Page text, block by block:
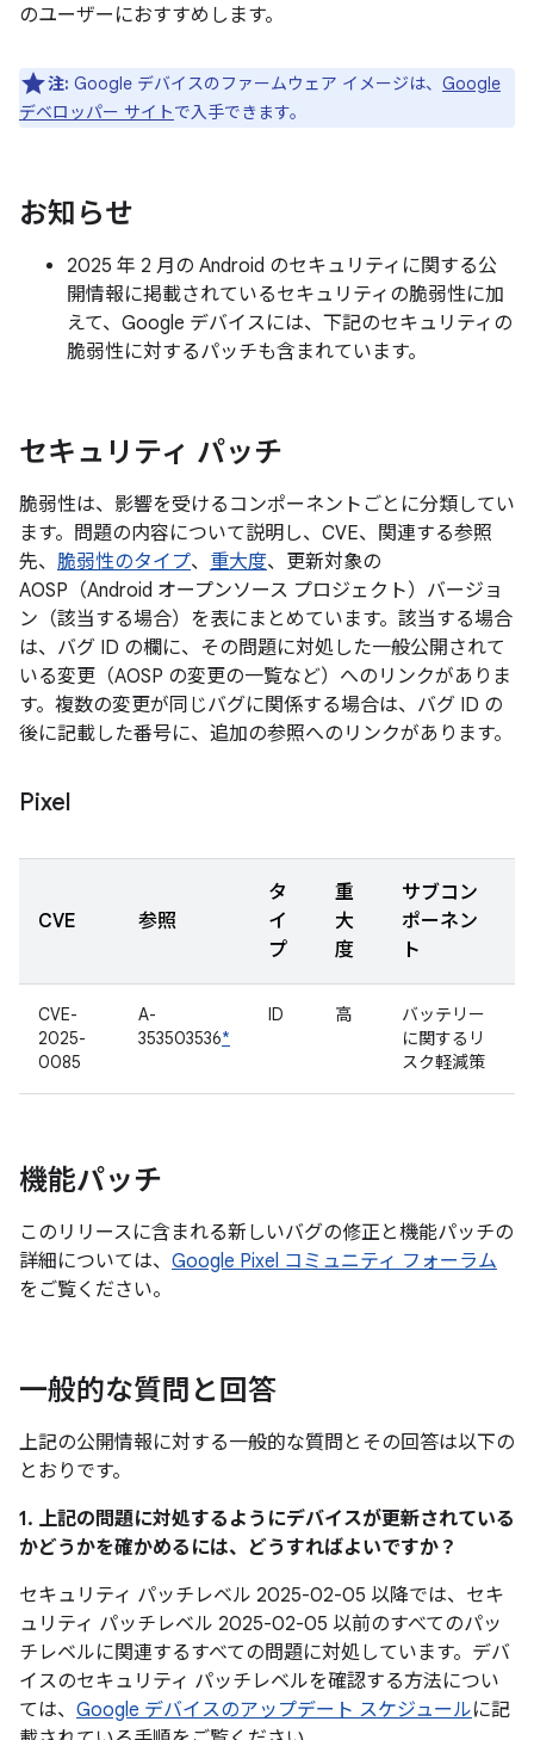
のユーザーにおすすめします。
注: Google デバイスのファームウェア イメージは、 Google
デベロッパー サイトで入手できます。
お知らせ
2025 年 2 月の Android のセキュリティに関する公
開情報に掲載されているセキュリティの脆弱性に加
えて、Google デバイスには、下記のセキュリティの
脆弱性に対するパッチも含まれています。
セキュリティ パッチ
脆弱性は、影響を受けるコンポーネントごとに分類してい
ます。問題の内容について説明し、CVE、関連する参照
先、 脆弱性のタイプ、 重大度、更新対象の
AOSP（Android オープンソース プロジェクト）バージョ
ン（該当する場合）を表にまとめています。該当する場合
は、バグ ID の欄に、その問題に対処した一般公開されて
いる変更（AOSP の変更の一覧など）へのリンクがありま
す。複数の変更が同じバグに関係する場合は、バグ ID の
後に記載した番号に、追加の参照へのリンクがあります。
Pixel
CVE 参照
タ
イ
プ
重
大
度
サブコン
ポーネン
ト
CVE-
2025-
0085
A-
353503536*
ID 高
バッテリー
に関するリ
スク軽減策
機能パッチ
このリリースに含まれる新しいバグの修正と機能パッチの
詳細については、 Google Pixel コミュニティ フォーラム
をご覧ください。
一般的な質問と回答
上記の公開情報に対する一般的な質問とその回答は以下の
とおりです。
1. 上記の問題に対処するようにデバイスが更新されている
かどうかを確かめるには、どうすればよいですか？
セキュリティ パッチレベル 2025-02-05 以降では、セキ
ュリティ パッチレベル 2025-02-05 以前のすべてのパッ
チレベルに関連するすべての問題に対処しています。デバ
イスのセキュリティ パッチレベルを確認する方法につい
ては、 Google デバイスのアップデート スケジュールに記